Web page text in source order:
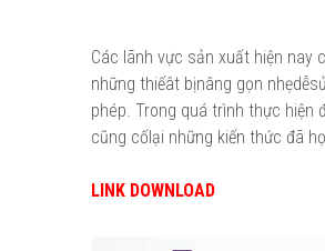
Các lãnh vực sản xuất hiện nay
những thiếât bịnâng gọn
phép. Trong quá trình thực hiện
cũng cốlại những kiến thức đã
LINK DOWNLOAD